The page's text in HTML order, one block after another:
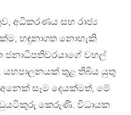
අධිකරණය සහ රාජ්‍ය
හඳුනාගත නොහැකි
වහල්
තුළ තිබිය යුතු
සෑම දෙයක්මත්, මේ
කෙරුණි. විධායක